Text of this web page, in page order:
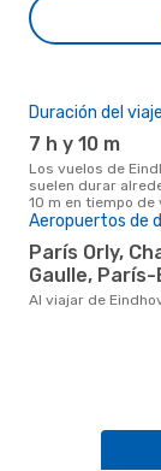
Duración del viaje
7 h y 10 m
Los vuelos de Eindhoven a París
suelen durar
10 m en tiempo de
Aeropuertos de
París Orly, Charles De
Gaulle,
Al viajar de